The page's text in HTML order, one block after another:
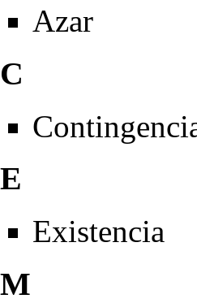
Azar
C
E
Existencia
M